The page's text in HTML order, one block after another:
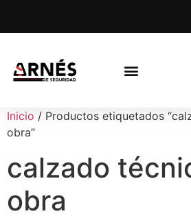
Inicio / Productos etiquetados
obra”
calzado
obra